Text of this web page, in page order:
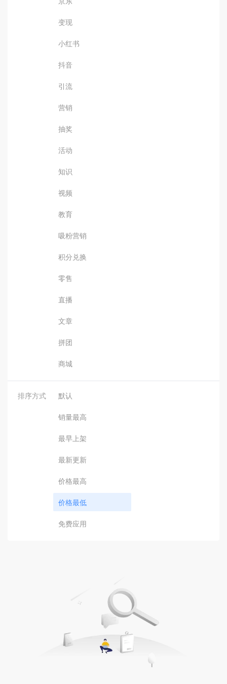
变现
小红书
抖音
引流
营销
抽奖
活动
知识
视频
教育
吸粉营销
积分兑换
零售
直播
文章
拼团
商城
排序方式 默认
销量最高
最早上架
最新更新
价格最高
价格最低
免费应用